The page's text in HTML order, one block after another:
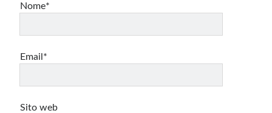
Nome*
Email*
Sito web